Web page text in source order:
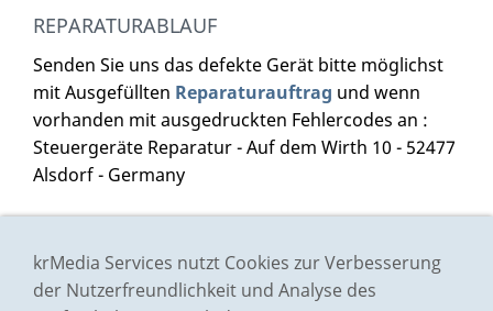
REPARATURABLAUF
Senden Sie uns das defekte Gerät bitte möglichst
mit Ausgefüllten Reparaturauftrag und wenn
vorhanden mit ausgedruckten Fehlercodes an :
Steuergeräte Reparatur - Auf dem Wirth 10 - 52477
Alsdorf - Germany
Impressum
Preisliste
krMedia Services nutzt Cookies zur Verbesserung
der Nutzerfreundlichkeit und Analyse des